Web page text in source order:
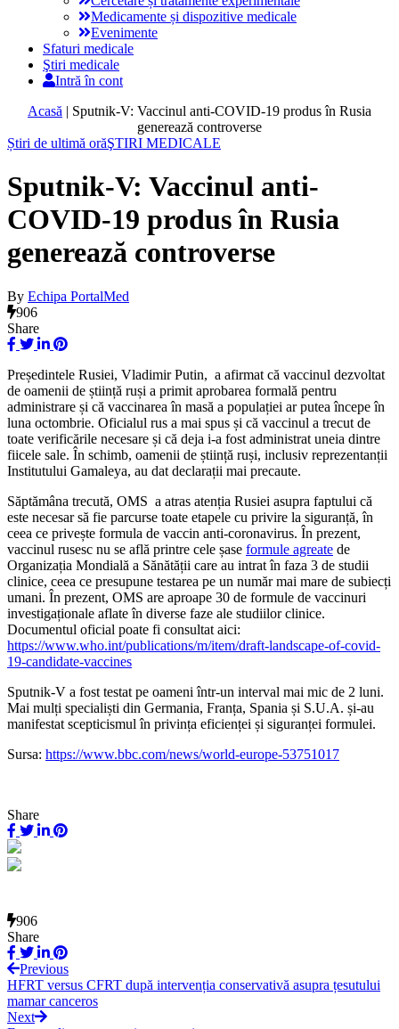
Medicamente și dispozitive medicale
Evenimente
Sfaturi medicale
Ştiri medicale
Intră în cont
Acasă | Sputnik-V: Vaccinul anti-COVID-19 produs în Rusia
generează controverse
Știri de ultimă orăŞTIRI MEDICALE
Sputnik-V: Vaccinul anti-
COVID-19 produs în Rusia
generează controverse
By Echipa PortalMed
906
Share
Președintele Rusiei, Vladimir Putin, a afirmat că vaccinul dezvoltat
de oamenii de știință ruși a primit aprobarea formală pentru
administrare și că vaccinarea în masă a populației ar putea începe în
luna octombrie. Oficialul rus a mai spus și că vaccinul a trecut de
toate verificările necesare și că deja i-a fost administrat uneia dintre
fiicele sale. În schimb, oamenii de știință ruși, inclusiv reprezentanții
Institutului Gamaleya, au dat declarații mai precaute.
Săptămâna trecută, OMS a atras atenția Rusiei asupra faptului că
este necesar să fie parcurse toate etapele cu privire la siguranță, în
ceea ce privește formula de vaccin anti-coronavirus. În prezent,
vaccinul rusesc nu se află printre cele șase formule agreate de
Organizația Mondială a Sănătății care au intrat în faza 3 de studii
clinice, ceea ce presupune testarea pe un număr mai mare de subiecți
umani. În prezent, OMS are aproape 30 de formule de vaccinuri
investigaționale aflate în diverse faze ale studiilor clinice.
Documentul oficial poate fi consultat aici:
https://www.who.int/publications/m/item/draft-landscape-of-covid-
19-candidate-vaccines
Sputnik-V a fost testat pe oameni într-un interval mai mic de 2 luni.
Mai mulți specialiști din Germania, Franța, Spania și S.U.A. și-au
manifestat scepticismul în privința eficienței și siguranței formulei.
Sursa: https://www.bbc.com/news/world-europe-53751017
Share
906
Share
Previous
HFRT versus CFRT după intervenția conservativă asupra țesutului
mamar canceros
Next